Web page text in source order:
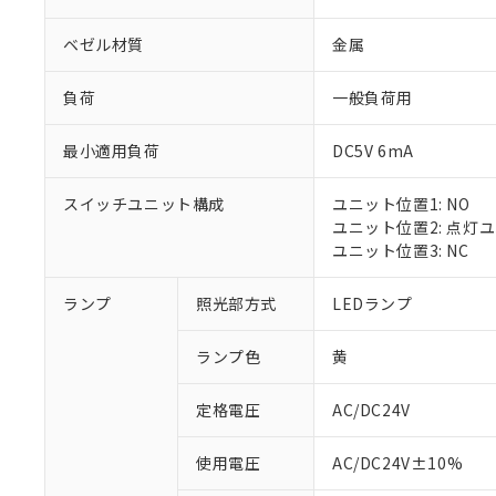
ベゼル材質 金属
負荷 一般負荷用
最小適用負荷 DC5V 6mA
スイッチユニット構成
ユニット位置1: NO
ユニット位置2: 点灯
ユニット位置3: NC
ランプ 照光部方式 LEDランプ
ランプ色 黄
定格電圧 AC/DC24V
使用電圧 AC/DC24V±10%
※1 対応状況